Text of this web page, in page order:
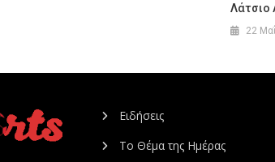
Λάτσιο
22
Ειδήσεις
Το Θέμα της Ημέρας